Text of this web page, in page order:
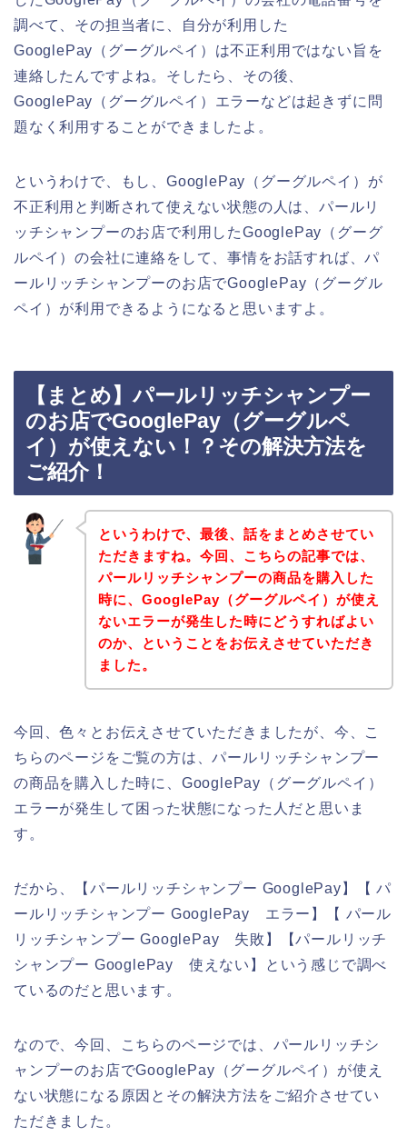
調べて、その担当者に、自分が利用した
GooglePay（グーグルペイ）は不正利用ではない旨を
連絡したんですよね。そしたら、その後、
GooglePay（グーグルペイ）エラーなどは起きずに問
題なく利用することができましたよ。
というわけで、もし、GooglePay（グーグルペイ）が
不正利用と判断されて使えない状態の人は、パールリ
ッチシャンプーのお店で利用したGooglePay（グーグ
ルペイ）の会社に連絡をして、事情をお話すれば、パ
ールリッチシャンプーのお店でGooglePay（グーグル
ペイ）が利用できるようになると思いますよ。
【まとめ】パールリッチシャンプー
のお店でGooglePay（グーグルペ
イ）が使えない！？その解決方法を
ご紹介！
というわけで、最後、話をまとめさせてい
ただきますね。今回、こちらの記事では、
パールリッチシャンプーの商品を購入した
時に、GooglePay（グーグルペイ）が使え
ないエラーが発生した時にどうすればよい
のか、ということをお伝えさせていただき
ました。
今回、色々とお伝えさせていただきましたが、今、こ
ちらのページをご覧の方は、パールリッチシャンプー
の商品を購入した時に、GooglePay（グーグルペイ）
エラーが発生して困った状態になった人だと思いま
す。
だから、【パールリッチシャンプー GooglePay】【 パ
ールリッチシャンプー GooglePay エラー】【 パール
リッチシャンプー GooglePay 失敗】【パールリッチ
シャンプー GooglePay 使えない】という感じで調べ
ているのだと思います。
なので、今回、こちらのページでは、パールリッチシ
ャンプーのお店でGooglePay（グーグルペイ）が使え
ない状態になる原因とその解決方法をご紹介させてい
ただきました。